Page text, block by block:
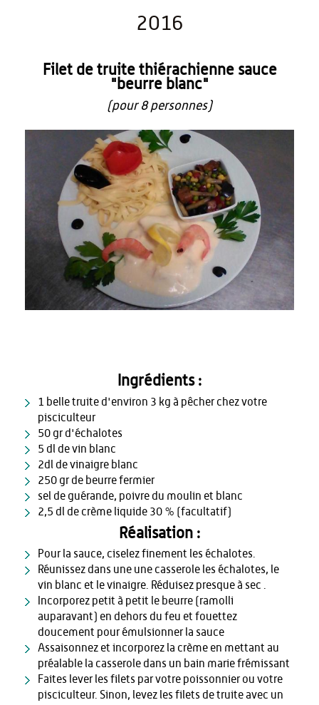
2016
Filet de truite thiérachienne sauce
"beurre blanc"
(pour 8 personnes)
Ingrédients :
1 belle truite d'environ 3 kg à pêcher chez votre
pisciculteur
50 gr d'échalotes
5 dl de vin blanc
2dl de vinaigre blanc
250 gr de beurre fermier
sel de guérande, poivre du moulin et blanc
2,5 dl de crème liquide 30 % (facultatif)
Réalisation :
Pour la sauce, ciselez finement les échalotes.
Réunissez dans une une casserole les échalotes, le
vin blanc et le vinaigre. Réduisez presque à sec .
Incorporez petit à petit le beurre (ramolli
auparavant) en dehors du feu et fouettez
doucement pour émulsionner la sauce
Assaisonnez et incorporez la crème en mettant au
préalable la casserole dans un bain marie frémissant
Faites lever les filets par votre poissonnier ou votre
pisciculteur. Sinon, levez les filets de truite avec un